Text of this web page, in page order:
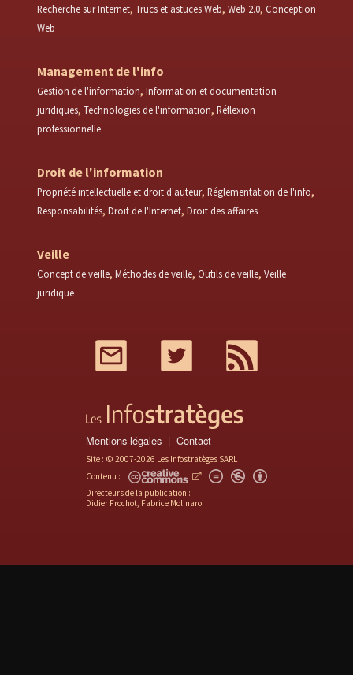
Recherche sur Internet Trucs et astuces Web Web 2.0 Conception
Web
Management de l'info
Gestion de l'information Information et documentation
juridiques Technologies de l'information Réflexion
professionnelle
Droit de l'information
Propriété intellectuelle et droit d'auteur Réglementation de l'info
Responsabilités Droit de l'Internet Droit des affaires
Veille
Concept de veille Méthodes de veille Outils de veille Veille
juridique
Twitter
Mentions légales Contact
Site : © 2007-2026 Les Infostratèges SARL
Contenu :
Directeurs de la publication :
Didier Frochot, Fabrice Molinaro